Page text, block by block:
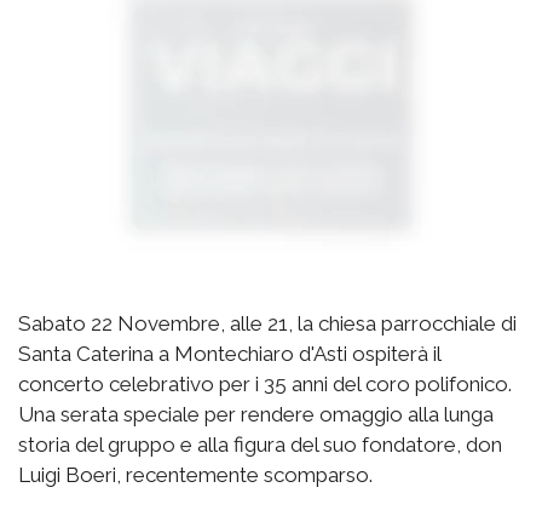
Sabato 22 Novembre, alle 21, la chiesa parrocchiale di
Santa Caterina a Montechiaro d'Asti ospiterà il
concerto celebrativo per i 35 anni del coro polifonico.
Una serata speciale per rendere omaggio alla lunga
storia del gruppo e alla figura del suo fondatore, don
Luigi Boeri, recentemente scomparso.